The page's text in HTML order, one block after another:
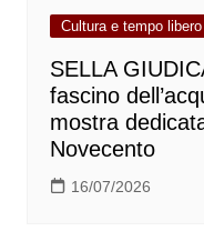
Cultura e tempo libero
SELLA
fascino
mostra
Novecento
16/07/2026